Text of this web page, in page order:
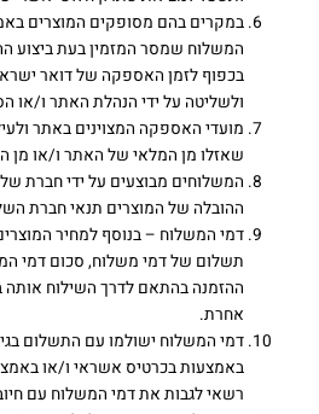
במקרים בהם מסופקים המוצרים
המשלוח שמסר המזמין בעת ביצוע
בכפוף לזמן האספקה של דואר
ולשליטה על ידי הנהלת האתר ו/או
מועדי האספקה המצוינים באתר
שאזלו מן המלאי של האתר ו/או מן
המשלוחים מבוצעים על ידי חברת
ההובלה של המוצרים תנאי חברת
דמי המשלוח – בנוסף למחיר
תשלום של דמי משלוח, סכום דמי
ההזמנה בהתאם לדרך השילוח אותה
אחרת.
דמי המשלוח ישולמו עם התשלום
באמצעות בכרטיס אשראי ו/או
רשאי לגבות את דמי המשלוח עם